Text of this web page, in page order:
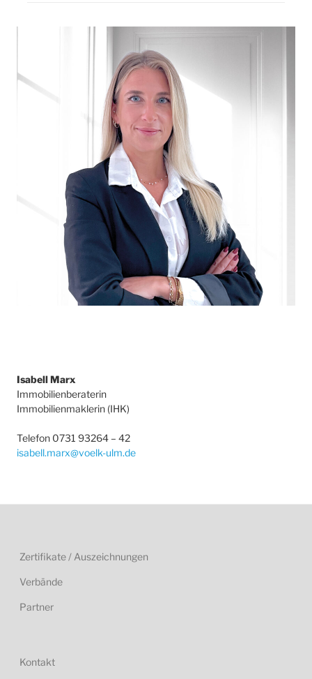
Isabell Marx
Immobilienberaterin
Immobilienmaklerin (IHK)
Telefon 0731 93264 – 42
isabell.marx@voelk-ulm.de
Zertifikate / Auszeichnungen
Verbände
Partner
Kontakt